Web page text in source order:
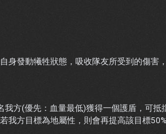
身發動犧牲狀態，吸收隊友所受到的傷害
我方(優先：血量最低)獲得一個護盾，可
方目標為地屬性，則會再提高該目標